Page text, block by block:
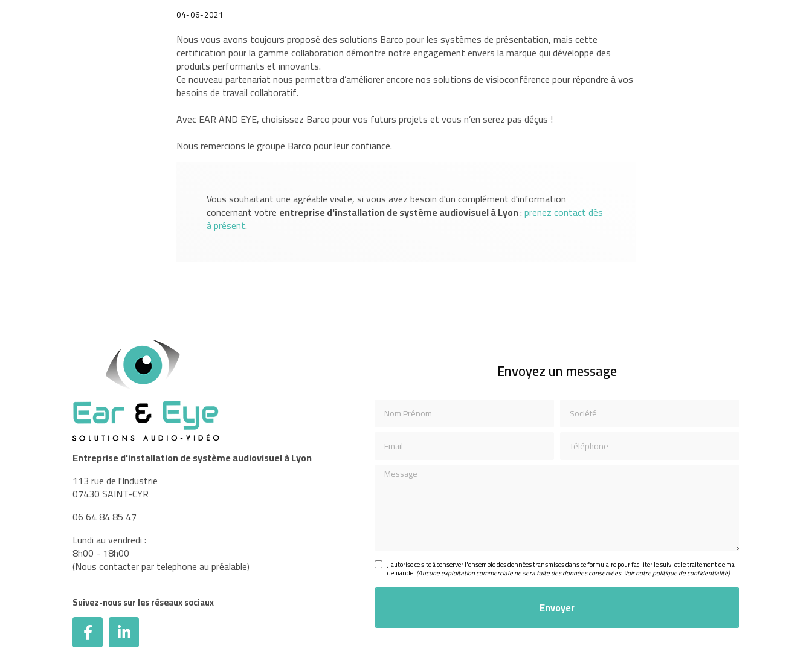
04-06-2021
Nous vous avons toujours proposé des solutions Barco pour les systèmes de présentation, mais cette
certification pour la gamme collaboration démontre notre engagement envers la marque qui développe des
produits performants et innovants.
Ce nouveau partenariat nous permettra d’améliorer encore nos solutions de visioconférence pour répondre à vos
besoins de travail collaboratif.
Avec EAR AND EYE, choisissez Barco pour vos futurs projets et vous n’en serez pas déçus !
Nous remercions le groupe Barco pour leur confiance.
Vous souhaitant une agréable visite, si vous avez besoin d'un complément d'information
concernant votre entreprise d'installation de système audiovisuelà Lyon:prenez contact dès
à présent.
Entreprise d'installation de système audiovisuel à Lyon
113 rue de l'Industrie
07430 SAINT-CYR
06 64 84 85 47
Lundi au vendredi :
8h00 - 18h00
(Nous contacter par telephone au préalable)
Suivez-nous sur les réseaux sociaux
Envoyez un message
Message
J'autorise ce site à conserver l'ensemble des données transmises dans ce formulaire pour faciliter le suivi et le traitement de ma
demande. (Aucune exploitation commerciale ne sera faite des données conservées. Voir notrepolitique de confidentialité)